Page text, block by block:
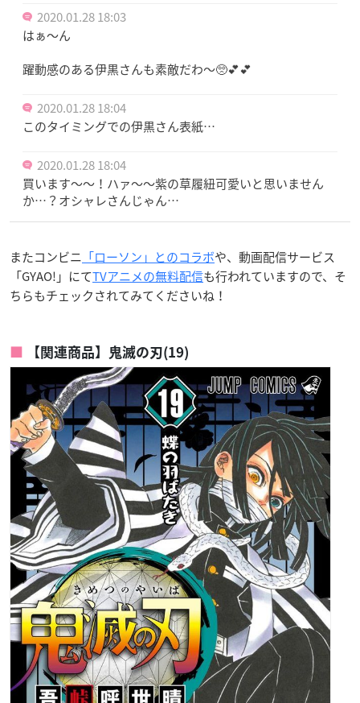
2020.01.28 18:03
はぁ〜ん
躍動感のある伊黒さんも素敵だわ〜🥺💕💕
2020.01.28 18:04
このタイミングでの伊黒さん表紙…
2020.01.28 18:04
買います〜〜！ハァ〜〜紫の草履紐可愛いと思いません
か…？オシャレさんじゃん…
またコンビニ 「ローソン」とのコラボや、動画配信サービス
「GYAO!」にてTVアニメの無料配信も行われていますので、そ
ちらもチェックされてみてくださいね！
【関連商品】鬼滅の刃(19)